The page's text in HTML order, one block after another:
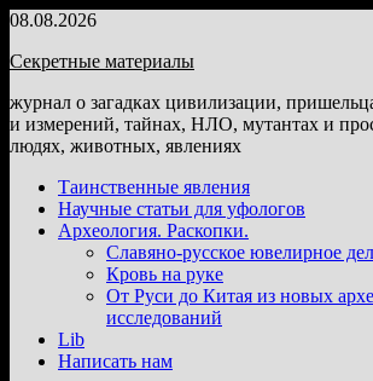
Перейти
содержимому
08.08.2026
Секретные материалы
журнал о загадках цивилизации,
и измерений, тайнах, НЛО, мутантах и
людях, животных, явлениях
Таинственные явления
Научные статьи для уфологов
Археология. Раскопки.
Славяно-русское ювелирное
Кровь на руке
От Руси до Китая из новых
исследований
Lib
Написать нам